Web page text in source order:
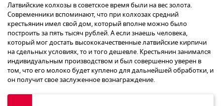
Латвийские колхозы в советское время были на вес золота.
Современники вспоминают, что при колхозах средний
крестьянин имел свой дом, который вполне можно было
построить за пять тысяч рублей. А если знаешь человека,
который мог достать высококачественные латвийские кирпичи
на сдельных условиях, то и того дешевле. Крестьянин занимался
индивидуальным производством и был совершенно уверен в
том, что его молоко будет куплено для дальнейшей обработки, и
он получит свое заслуженное вознаграждение.